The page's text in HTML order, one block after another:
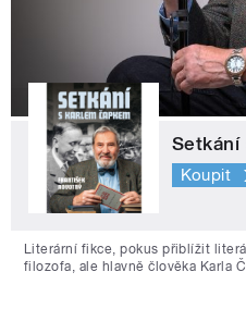
Setkání
Koupit
Literární fikce, pokus přiblížit
filozofa, ale hlavně člověka Karla